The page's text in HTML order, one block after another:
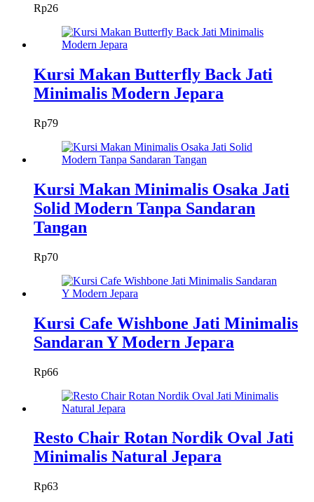
Rp26
Kursi Makan Butterfly Back Jati
Minimalis Modern Jepara
Rp79
Kursi Makan Minimalis Osaka Jati
Solid Modern Tanpa Sandaran
Tangan
Rp70
Kursi Cafe Wishbone Jati Minimalis
Sandaran Y Modern Jepara
Rp66
Resto Chair Rotan Nordik Oval Jati
Minimalis Natural Jepara
Rp63